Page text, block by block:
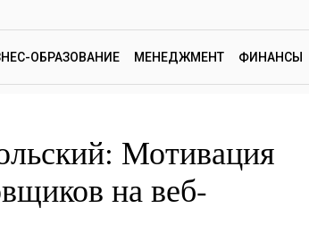
ОБРАЗОВАНИЕ МЕНЕДЖМЕНТ ФИНАНСЫ
Мотивация
на веб-